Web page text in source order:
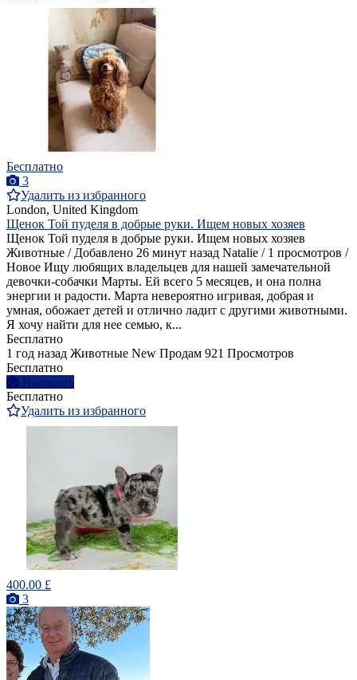
Бесплатно
3
Удалить из избранного
London, United Kingdom
Щенок Той пуделя в добрые руки. Ищем новых хозяев
Щенок Той пуделя в добрые руки. Ищем новых хозяев
Животные / Добавлено 26 минут назад Natalie / 1 просмотров /
Новое Ищу любящих владельцев для нашей замечательной
девочки-собачки Марты. Ей всего 5 месяцев, и она полна
энергии и радости. Марта невероятно игривая, добрая и
умная, обожает детей и отлично ладит с другими животными.
Я хочу найти для нее семью, к...
Бесплатно
1 год назад Животные New Продам 921 Просмотров
Бесплатно
Написать
Бесплатно
Удалить из избранного
400.00 £
3